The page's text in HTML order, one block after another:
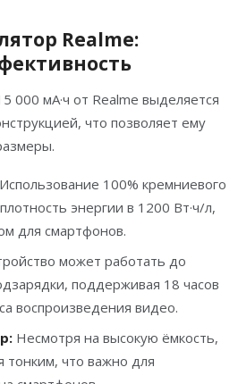
Realme:
000 мА·ч от Realme выделяется
что позволяет ему
100% кремниевого
энергии в 1200 Вт·ч/л,
для смартфонов.
может работать до
поддерживая 18 часов
воспроизведения видео.
Несмотря на высокую ёмкость,
тонким, что важно для